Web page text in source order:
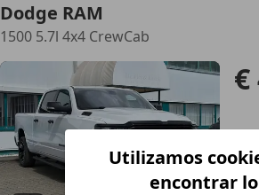
Dodge RAM
1500 5.7l 4x4 CrewCab
€
Utilizamos
encontrar